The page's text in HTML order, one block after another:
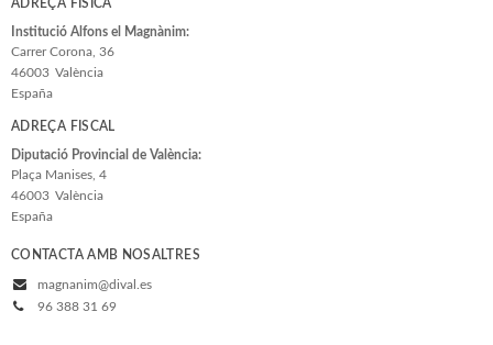
ADREÇA FÍSICA
Institució Alfons el Magnànim:
Carrer Corona, 36
46003 València
España
ADREÇA FISCAL
Diputació Provincial de València:
Plaça Manises, 4
46003 València
España
CONTACTA AMB NOSALTRES
magnanim@dival.es
96 388 31 69